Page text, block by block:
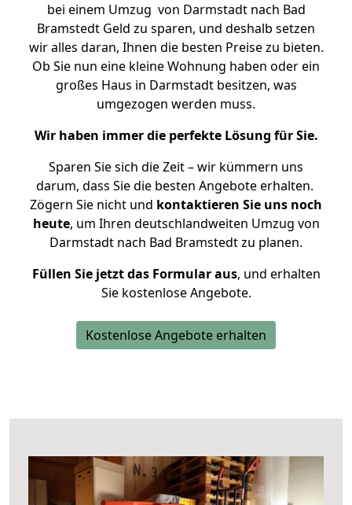
bei einem Umzug von Darmstadt nach Bad
Bramstedt Geld zu sparen, und deshalb setzen
wir alles daran, Ihnen die besten Preise zu bieten.
Ob Sie nun eine kleine Wohnung haben oder ein
großes Haus in Darmstadt besitzen, was
umgezogen werden muss.
Wir haben immer die perfekte Lösung für Sie.
Sparen Sie sich die Zeit – wir kümmern uns
darum, dass Sie die besten Angebote erhalten.
Zögern Sie nicht und kontaktieren Sie uns noch
heute, um Ihren deutschlandweiten Umzug von
Darmstadt nach Bad Bramstedt zu planen.
Füllen Sie jetzt das Formular aus, und erhalten
Sie kostenlose Angebote.
Kostenlose Angebote erhalten